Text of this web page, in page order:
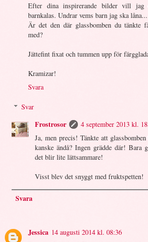
Efter dina inspirerande bilder vill
barnkalas. Undrar vems barn jag ska
Är det den där glassbomben du tänkte
med?
Jättefint fixat och tummen upp för
Kramizar!
Svara
Svar
Frostrosor
4 september 2013 kl.
Ja, men precis! Tänkte att
kanske ändå? Ingen grädde där! Bara
det blir lite lättsammare!
Visst blev det snyggt med fruktspetten!
Svara
Jessica 14 augusti 2014 kl. 08:36